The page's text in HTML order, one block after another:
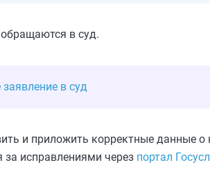
в суд.
в суд
и приложить корректные данные
исправлениями через портал